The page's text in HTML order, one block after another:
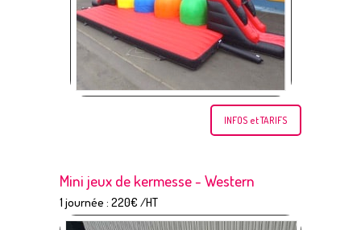
INFOS et TARIFS
Mini jeux de kermesse - Western
1 journée : 220€ /HT